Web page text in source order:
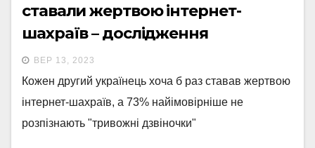
ставали жертвою інтернет-
шахраїв – дослідження
ВЕР 13, 2023
Кожен другий українець хоча б раз ставав жертвою
інтернет-шахраїв, а 73% найімовірніше не
розпізнають "тривожні дзвіночки"